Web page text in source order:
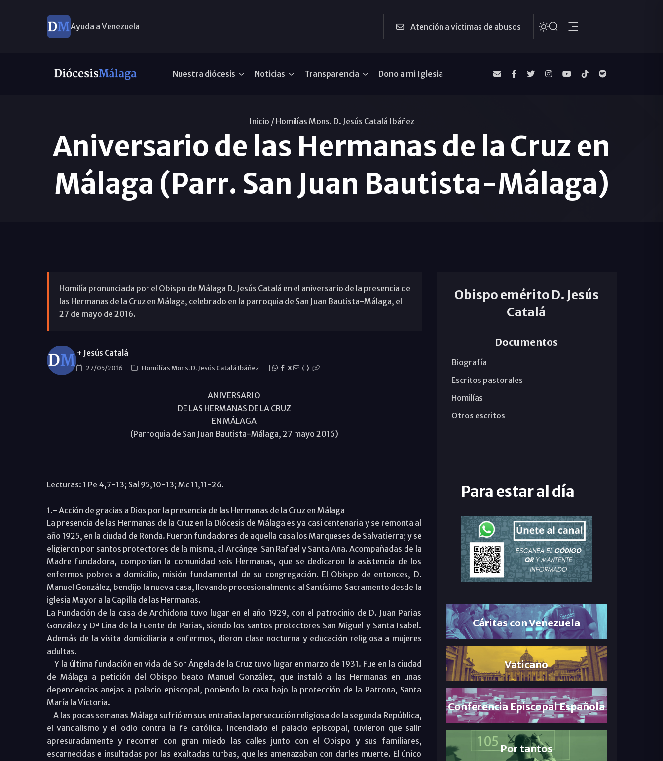
Ayuda a Venezuela Atención a víctimas de abusos
Nuestra diócesis Noticias Transparencia Dono a mi Iglesia
Inicio / Homilías Mons. D. Jesús Catalá Ibáñez
Aniversario de las Hermanas de la Cruz en
Málaga (Parr. San Juan Bautista-Málaga)
Homilía pronunciada por el Obispo de Málaga D. Jesús Catalá en el aniversario de la presencia de
las Hermanas de la Cruz en Málaga, celebrado en la parroquia de San Juan Bautista-Málaga, el
27 de mayo de 2016.
+ Jesús Catalá
27/05/2016 Homilías Mons. D. Jesús Catalá Ibáñez X
ANIVERSARIO
DE LAS HERMANAS DE LA CRUZ
EN MÁLAGA
(Parroquia de San Juan Bautista-Málaga, 27 mayo 2016)
Lecturas: 1 Pe 4,7-13; Sal 95,10-13; Mc 11,11-26.
1.- Acción de gracias a Dios por la presencia de las Hermanas de la Cruz en Málaga
La presencia de las Hermanas de la Cruz en la Diócesis de Málaga es ya casi centenaria y se remonta al
año 1925, en la ciudad de Ronda. Fueron fundadores de aquella casa los Marqueses de Salvatierra; y se
eligieron por santos protectores de la misma, al Arcángel San Rafael y Santa Ana. Acompañadas de la
Madre fundadora, componían la comunidad seis Hermanas, que se dedicaron la asistencia de los
enfermos pobres a domicilio, misión fundamental de su congregación. El Obispo de entonces, D.
Manuel González, bendijo la nueva casa, llevando procesionalmente al Santísimo Sacramento desde la
iglesia Mayor a la Capilla de las Hermanas.
La Fundación de la casa de Archidona tuvo lugar en el año 1929, con el patrocinio de D. Juan Parias
González y Dª Lina de la Fuente de Parias, siendo los santos protectores San Miguel y Santa Isabel.
Además de la visita domiciliaria a enfermos, dieron clase nocturna y educación religiosa a mujeres
adultas.
Y la última fundación en vida de Sor Ángela de la Cruz tuvo lugar en marzo de 1931. Fue en la ciudad
de Málaga a petición del Obispo beato Manuel González, que instaló a las Hermanas en unas
dependencias anejas a palacio episcopal, poniendo la casa bajo la protección de la Patrona, Santa
María la Victoria.
A las pocas semanas Málaga sufrió en sus entrañas la persecución religiosa de la segunda República,
el vandalismo y el odio contra la fe católica. Incendiado el palacio episcopal, tuvieron que salir
apresuradamente y recorrer con gran miedo las calles junto con el Obispo y sus familiares,
escarnecidas e insultadas por las exaltadas turbas, que les amenazaban con darles muerte. El único
Obispo emérito D. Jesús
Catalá
Documentos
Biografía
Escritos pastorales
Homilías
Otros escritos
Para estar al día
Cáritas con Venezuela
Vaticano
Conferencia Episcopal Española
Por tantos